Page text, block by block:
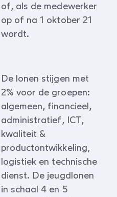
of, als de medewerker
op of na 1 oktober 21
wordt.
De lonen stijgen met
2% voor de groepen:
algemeen, financieel,
administratief, ICT,
kwaliteit &
productontwikkeling,
logistiek en technische
dienst. De jeugdlonen
in schaal 4 en 5